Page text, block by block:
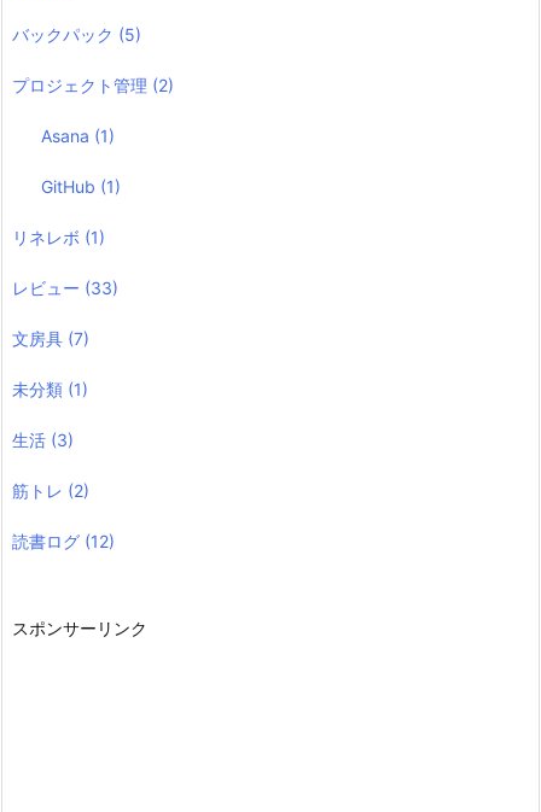
バックパック (5)
プロジェクト管理 (2)
Asana (1)
GitHub (1)
リネレボ (1)
レビュー (33)
文房具 (7)
未分類 (1)
生活 (3)
筋トレ (2)
読書ログ (12)
スポンサーリンク